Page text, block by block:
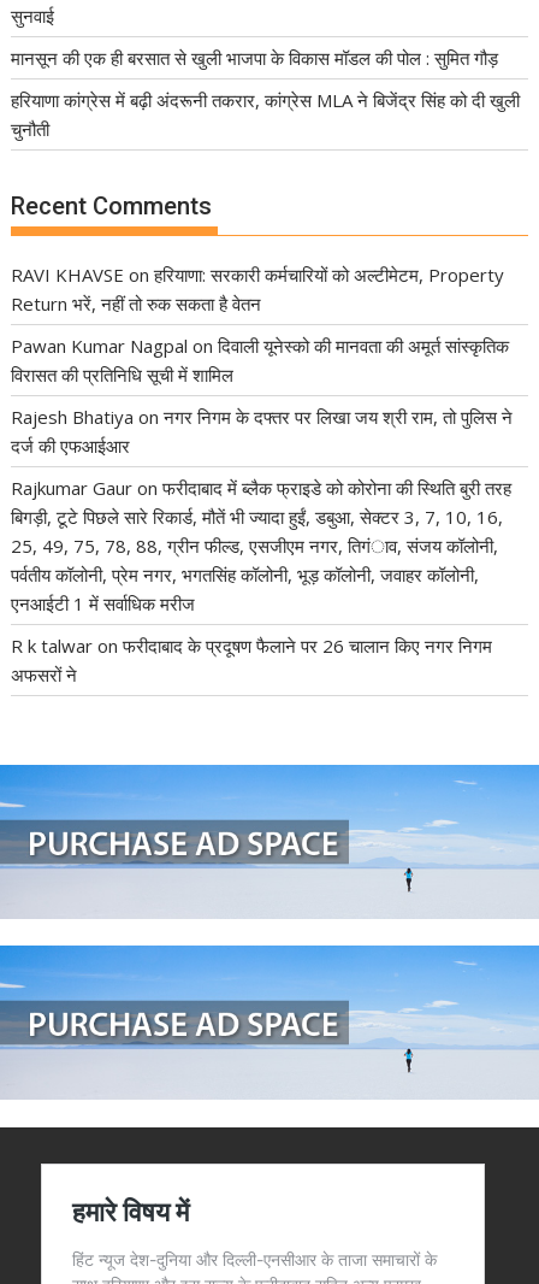
सुनवाई
मानसून की एक ही बरसात से खुली भाजपा के विकास मॉडल की पोल : सुमित गौड़
हरियाणा कांग्रेस में बढ़ी अंदरूनी तकरार, कांग्रेस MLA ने बिजेंद्र सिंह को दी खुली
चुनौती
Recent Comments
RAVI KHAVSE onहरियाणा: सरकारी कर्मचारियों को अल्टीमेटम, Property
Return भरें, नहीं तो रुक सकता है वेतन
Pawan Kumar Nagpal onदिवाली यूनेस्को की मानवता की अमूर्त सांस्कृतिक
विरासत की प्रतिनिधि सूची में शामिल
Rajesh Bhatiya onनगर निगम के दफ्तर पर लिखा जय श्री राम, तो पुलिस ने
दर्ज की एफआईआर
Rajkumar Gaur onफरीदाबाद में ब्लैक फ्राइडे को कोरोना की स्थिति बुरी तरह
बिगड़ी, टूटे पिछले सारे रिकार्ड, मौतें भी ज्यादा हुईं, डबुआ, सेक्टर 3, 7, 10, 16,
25, 49, 75, 78, 88, ग्रीन फील्ड, एसजीएम नगर, तिगंाव, संजय कॉलोनी,
पर्वतीय कॉलोनी, प्रेम नगर, भगतसिंह कॉलोनी, भूड़ कॉलोनी, जवाहर कॉलोनी,
एनआईटी 1 में सर्वाधिक मरीज
R k talwar onफरीदाबाद के प्रदूषण फैलाने पर 26 चालान किए नगर निगम
अफसरों ने